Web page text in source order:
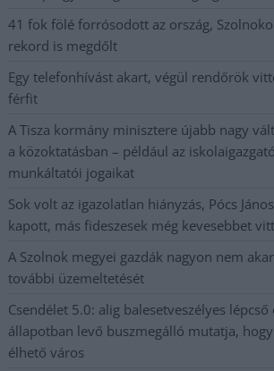
41 fok fölé forrósodott az ország,
rekord is megdőlt
Egy telefonhívást akart, végül rendőrök
férfit
A Tisza kormány minisztere újabb nagy
a közoktatásban – például az
munkáltatói jogaikat
Sok volt az igazolatlan hiányzás, Pócs
kapott, más fideszesek még kevesebbet
A Szolnok megyei gazdák nagyon nem
további üzemeltetését
Csendélet 5.0: alig balesetveszélyes lépcső
állapotban levő buszmegálló mutatja,
élhető város